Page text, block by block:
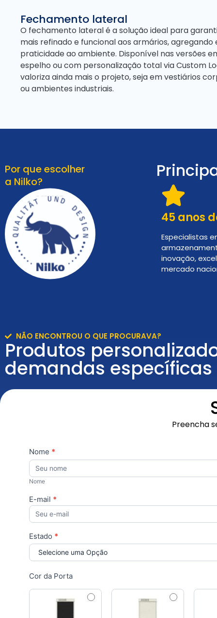
Fechamento lateral
O fechamento lateral é a solução ideal para
mais refinado e funcional aos armários, agregando
praticidade ao ambiente. Disponível nas versões
espelho ou com personalização total via Custom
valoriza ainda mais o projeto, seja em vestiários
ou ambientes industriais.
Por que escolher
a Nilko?
45 anos
Especialistas
inovação,
mercado
NÃO ENCONTROU O QUE PROCURAVA?
Produtos
demandas específicas
Preencha
Orçamento
Personalizado
Nome *
Nome
Nome
E-mail *
Estado *
Selecione uma Opção
Cor da Porta